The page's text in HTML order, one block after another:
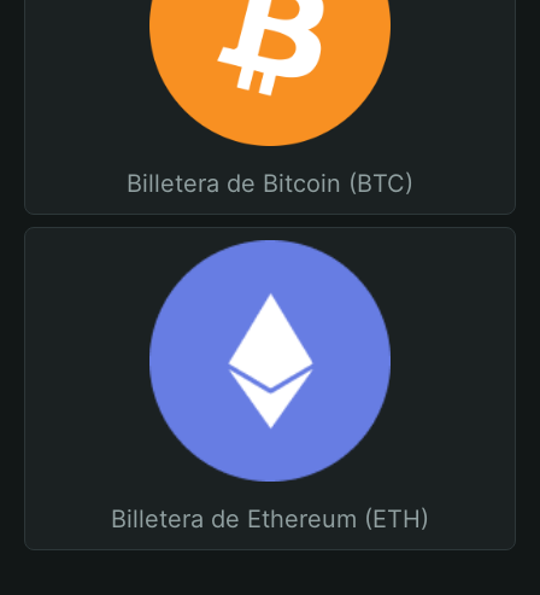
Billetera de Bitcoin (BTC)
Billetera de Ethereum (ETH)